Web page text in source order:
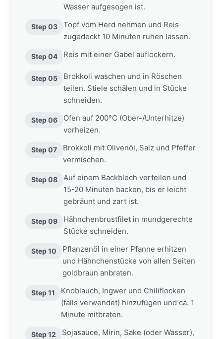
Wasser aufgesogen ist.
Step 03
Topf vom Herd nehmen und Reis
zugedeckt 10 Minuten ruhen lassen.
Step 04 Reis mit einer Gabel auflockern.
Step 05
Brokkoli waschen und in Röschen
teilen. Stiele schälen und in Stücke
schneiden.
Step 06
Ofen auf 200°C (Ober-/Unterhitze)
vorheizen.
Step 07
Brokkoli mit Olivenöl, Salz und Pfeffer
vermischen.
Step 08
Auf einem Backblech verteilen und
15-20 Minuten backen, bis er leicht
gebräunt und zart ist.
Step 09
Hähnchenbrustfilet in mundgerechte
Stücke schneiden.
Step 10
Pflanzenöl in einer Pfanne erhitzen
und Hähnchenstücke von allen Seiten
goldbraun anbraten.
Step 11
Knoblauch, Ingwer und Chiliflocken
(falls verwendet) hinzufügen und ca. 1
Minute mitbraten.
Step 12
Sojasauce, Mirin, Sake (oder Wasser),